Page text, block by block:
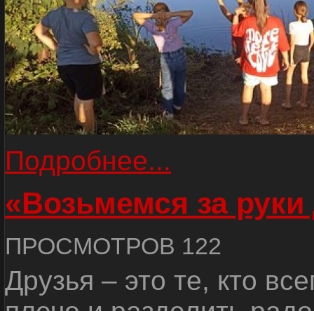
Подробнее...
«Возьмемся за руки
ПРОСМОТРОВ 122
Друзья – это те, кто